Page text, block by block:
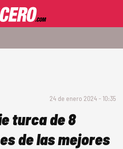
24 de enero 2024 - 10:35
turca de 8
de las mejores